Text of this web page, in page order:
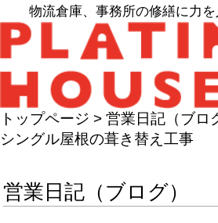
物流倉庫、事務所の修繕に力を
トップページ > 営業日記（ブロ
シングル屋根の葺き替え工事
営業日記（ブログ）